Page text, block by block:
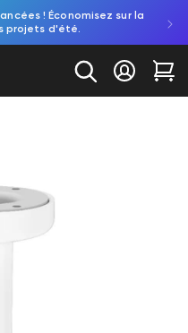
! Économisez sur la
projets d'été.
Se